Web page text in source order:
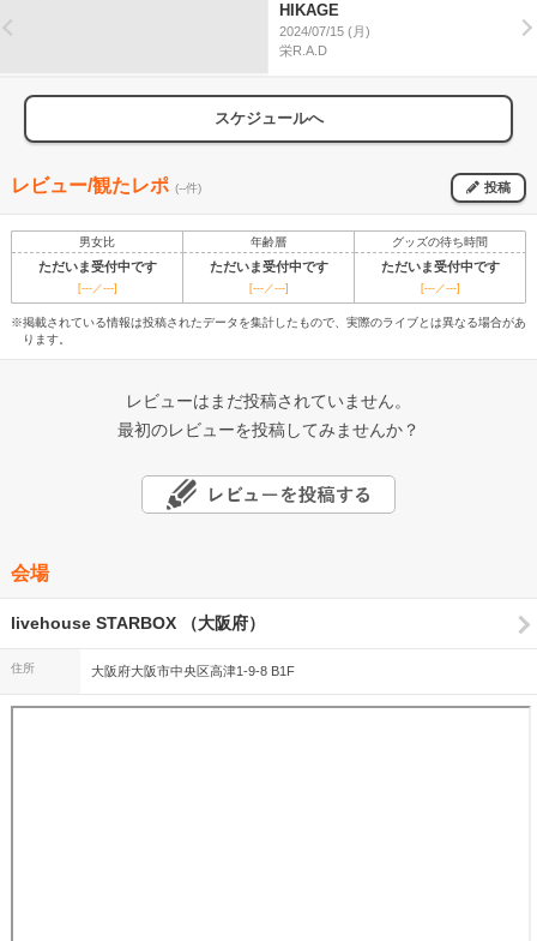
HIKAGE
2024/07/15 (月)
栄R.A.D
スケジュールへ
レビュー/観たレポ (--件) 投稿
男女比 年齢層 グッズの待ち時間
ただいま受付中です ただいま受付中です ただいま受付中です
[---／---] [---／---] [---／---]
※掲載されている情報は投稿されたデータを集計したもので、実際のライブとは異なる場合があ
ります。
レビューはまだ投稿されていません。
最初のレビューを投稿してみませんか？
会場
livehouse STARBOX （大阪府）
住所 大阪府大阪市中央区高津1-9-8 B1F